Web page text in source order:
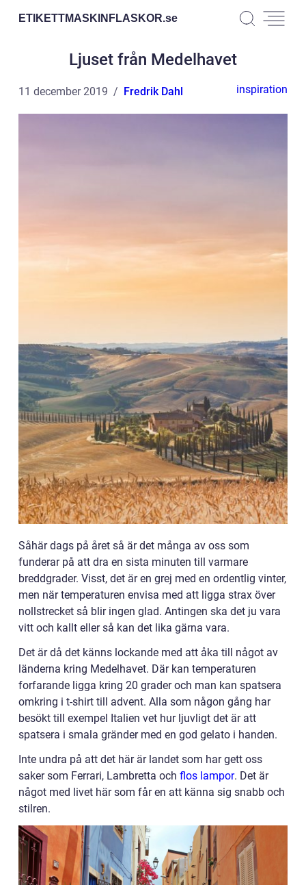
ETIKETTMASKINFLASKOR.se
Ljuset från Medelhavet
11 december 2019 Fredrik Dahl inspiration
Såhär dags på året så är det många av oss som
funderar på att dra en sista minuten till varmare
breddgrader. Visst, det är en grej med en ordentlig vinter,
men när temperaturen envisa med att ligga strax över
nollstrecket så blir ingen glad. Antingen ska det ju vara
vitt och kallt eller så kan det lika gärna vara.
Det är då det känns lockande med att åka till något av
länderna kring Medelhavet. Där kan temperaturen
forfarande ligga kring 20 grader och man kan spatsera
omkring i t-shirt till advent. Alla som någon gång har
besökt till exempel Italien vet hur ljuvligt det är att
spatsera i smala gränder med en god gelato i handen.
Inte undra på att det här är landet som har gett oss
saker som Ferrari, Lambretta och flos lampor. Det är
något med livet här som får en att känna sig snabb och
stilren.